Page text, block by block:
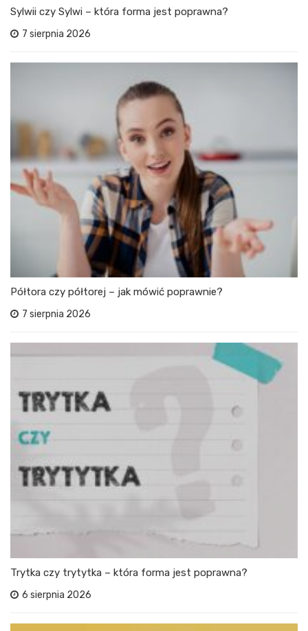
Sylwii czy Sylwi – która forma jest poprawna?
7 sierpnia 2026
Półtora czy półtorej – jak mówić poprawnie?
7 sierpnia 2026
Trytka czy trytytka – która forma jest poprawna?
6 sierpnia 2026